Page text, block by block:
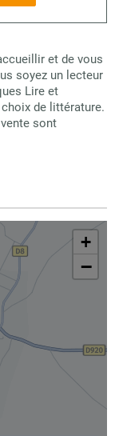
et de vous
soyez un lecteur
Lire et
de littérature.
sont
+
−